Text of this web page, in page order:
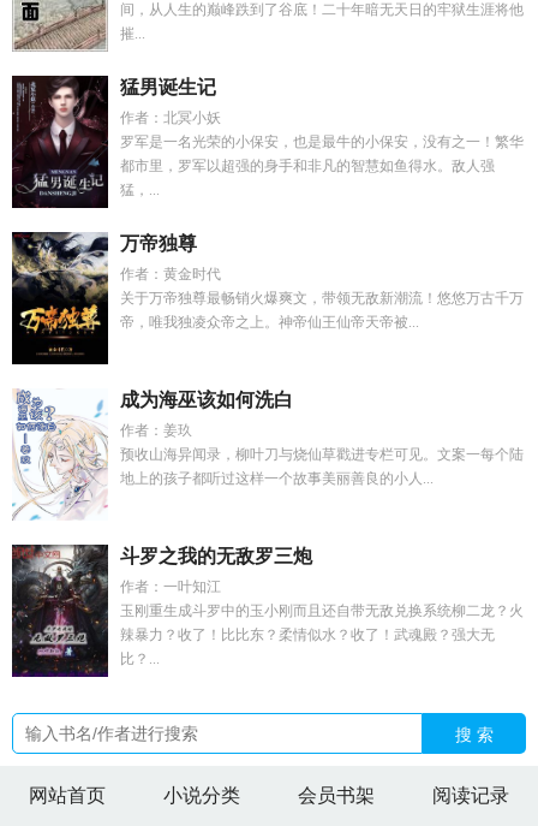
间，从人生的巅峰跌到了谷底！二十年暗无天日的牢狱生涯将他
摧...
猛男诞生记
作者：北冥小妖
罗军是一名光荣的小保安，也是最牛的小保安，没有之一！繁华
都市里，罗军以超强的身手和非凡的智慧如鱼得水。敌人强
猛，...
万帝独尊
作者：黄金时代
关于万帝独尊最畅销火爆爽文，带领无敌新潮流！悠悠万古千万
帝，唯我独凌众帝之上。神帝仙王仙帝天帝被...
成为海巫该如何洗白
作者：姜玖
预收山海异闻录，柳叶刀与烧仙草戳进专栏可见。文案一每个陆
地上的孩子都听过这样一个故事美丽善良的小人...
斗罗之我的无敌罗三炮
作者：一叶知江
玉刚重生成斗罗中的玉小刚而且还自带无敌兑换系统柳二龙？火
辣暴力？收了！比比东？柔情似水？收了！武魂殿？强大无
比？...
搜 索
网站首页 小说分类 会员书架 阅读记录